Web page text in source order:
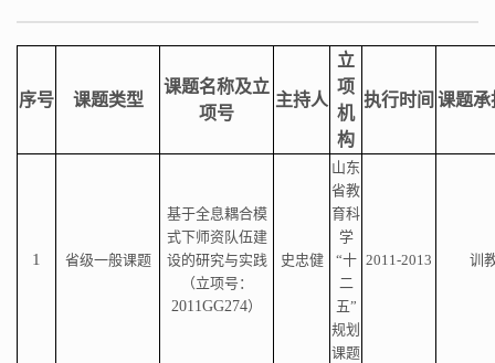
序号 课题类型
课题名称及立
项号
主持人
立
项
机
构
执行时间 课题承
1 省级一般课题
基于全息耦合模
式下师资队伍建
设的研究与实践
（立项号：
2011GG274）
史忠健
山东
省教
育科
学
“十
二
五”
规划
课题
2011-2013 训